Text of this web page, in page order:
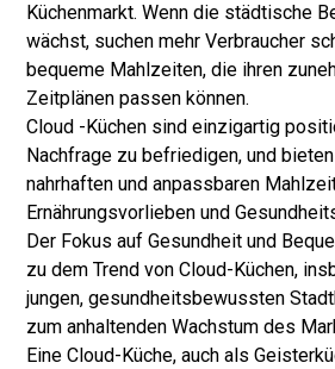
Küchenmarkt. Wenn die städtische
wächst, suchen mehr Verbraucher
bequeme Mahlzeiten, die ihren
Zeitplänen passen können.
Cloud -Küchen sind einzigartig
Nachfrage zu befriedigen, und
nahrhaften und anpassbaren
Ernährungsvorlieben und
Der Fokus auf Gesundheit und
zu dem Trend von Cloud-Küchen,
jungen, gesundheitsbewussten
zum anhaltenden Wachstum des
Eine Cloud-Küche, auch als